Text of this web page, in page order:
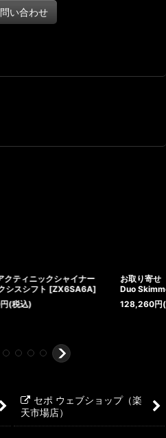
い合わせ
お取り寄せ maxspect Aeraqua
Duo Skimmer AD600
AD600]
128,260
セポ ウェブショップ（楽
天市場店）